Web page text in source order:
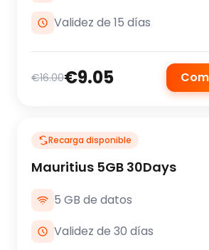
Validez de 15 días
€16.00€9.05
Recarga disponible
Mauritius 5GB 30Days
5 GB de datos
Validez de 30 días